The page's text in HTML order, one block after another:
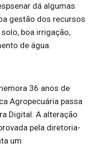
dá algumas
gestão dos recursos
boa irrigação,
de água.
36 anos de
Agropecuária passa
Digital. A alteração
pela diretoria-
um